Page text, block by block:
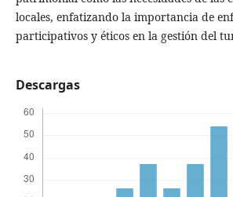
locales, enfatizando la importancia de
participativos y éticos en la gestión del
Descargas